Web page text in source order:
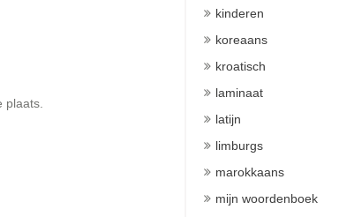
kinderen
koreaans
kroatisch
laminaat
latijn
limburgs
marokkaans
mijn woordenboek